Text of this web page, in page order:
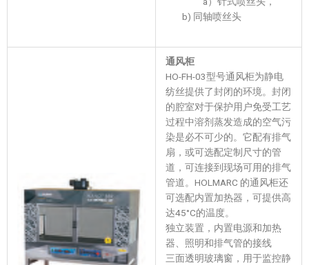
b) 同轴喷丝头
通风柜
HO-FH-03型号通风柜为静电
纺丝提供了封闭的环境。封闭
的腔室对于保护用户免受工艺
过程中溶剂蒸发造成的空气污
染是必不可少的。它配有排气
扇，或可选配定制尺寸的管
道，可连接到现场可用的排气
管道。HOLMARC 的通风柜还
可选配内置加热器，可提供高
达45°C的温度。
独立装置，内置电源和加热
器、照明和排气管的接线
三面透明玻璃窗，用于监控静